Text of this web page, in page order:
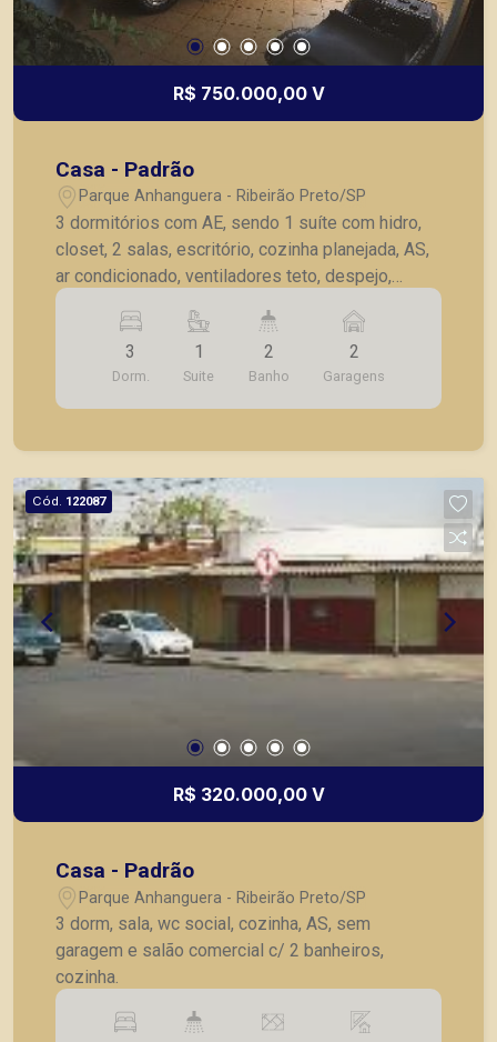
R$ 750.000,00 V
Casa - Padrão
Parque Anhanguera - Ribeirão Preto/SP
3 dormitórios com AE, sendo 1 suíte com hidro,
closet, 2 salas, escritório, cozinha planejada, AS,
ar condicionado, ventiladores teto, despejo,
jardim de inverno, cerca elétrica, portão
eletrônico, 2 vagas cobertas garagem.
3
Dorm.
1
Suite
2
Banho
2
Garagens
Cód. 122087
R$ 320.000,00 V
Casa - Padrão
Parque Anhanguera - Ribeirão Preto/SP
3 dorm, sala, wc social, cozinha, AS, sem
garagem e salão comercial c/ 2 banheiros,
cozinha.